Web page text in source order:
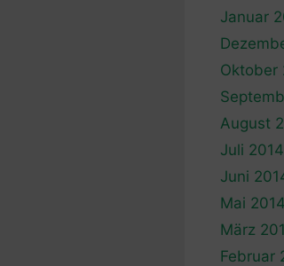
Januar
Oktober
August
Juli 2014
Juni
Mai 2014
März
Februar